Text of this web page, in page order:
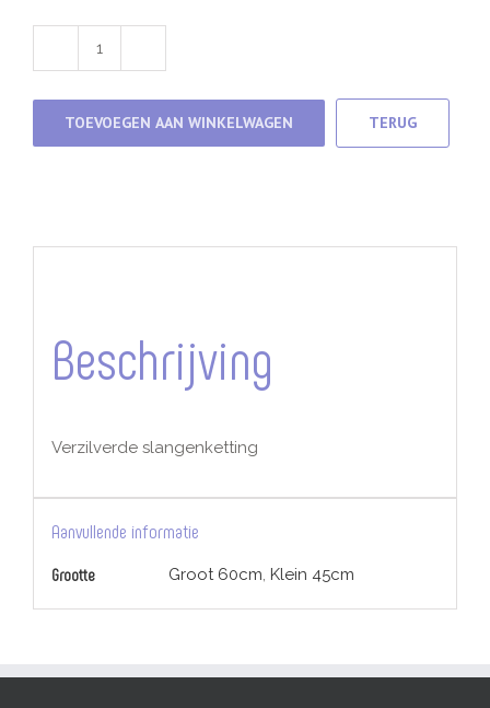
Verzilverde
slangenketting
aantal
TOEVOEGEN AAN WINKELWAGEN
TERUG
Beschrijving
Verzilverde slangenketting
Aanvullende informatie
Grootte Groot 60cm, Klein 45cm